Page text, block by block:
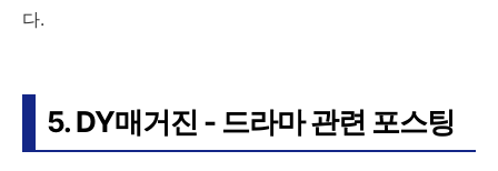
다.
5. DY매거진 - 드라마 관련 포스팅